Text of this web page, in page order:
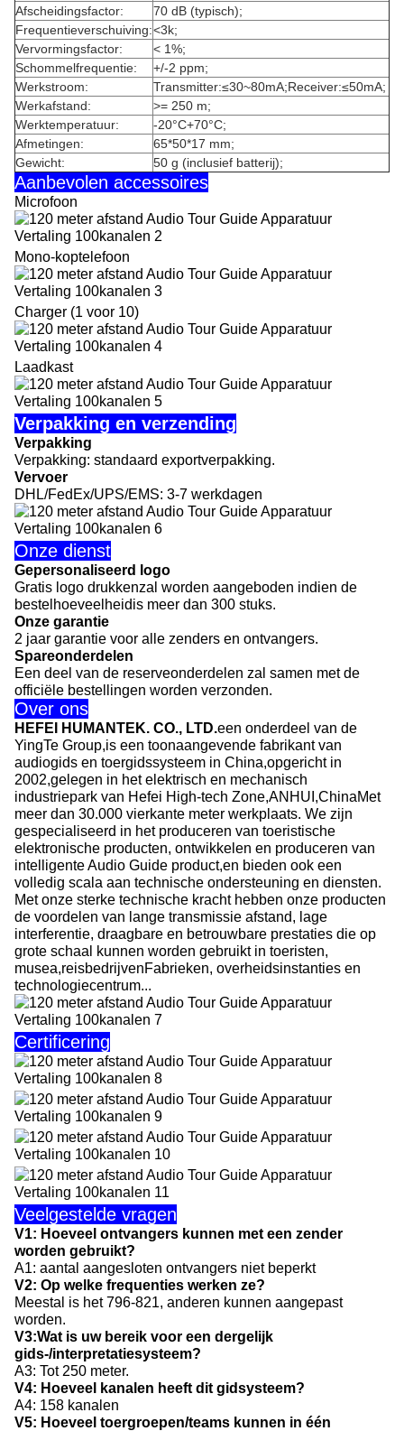
Afscheidingsfactor:
70 dB (typisch);
Frequentieverschuiving:<3k;
Vervormingsfactor:
< 1%;
Schommelfrequentie:
+/-2 ppm;
Werkstroom:
Transmitter:≤30~80mA;Receiver:≤50mA;
Werkafstand:
>= 250 m;
Werktemperatuur:
-20°C+70°C;
Afmetingen:
65*50*17 mm;
Gewicht:
50 g (inclusief batterij);
Aanbevolen accessoires
Microfoon
Mono-koptelefoon
Charger (1 voor 10)
Laadkast
Verpakking en verzending
Verpakking
Verpakking: standaard exportverpakking.
Vervoer
DHL/FedEx/UPS/EMS: 3-7 werkdagen
Onze dienst
Gepersonaliseerd logo
Gratis logo drukkenzal worden aangeboden indien de
bestelhoeveelheidis meer dan 300 stuks.
Onze garantie
2 jaar garantie voor alle zenders en ontvangers.
Spareonderdelen
Een deel van de reserveonderdelen zal samen met de
officiële bestellingen worden verzonden.
Over ons
HEFEI HUMANTEK. CO., LTD.een onderdeel van de
YingTe Group,is een toonaangevende fabrikant van
audiogids en toergidssysteem in China,opgericht in
2002,gelegen in het elektrisch en mechanisch
industriepark van Hefei High-tech Zone,ANHUI,ChinaMet
meer dan 30.000 vierkante meter werkplaats. We zijn
gespecialiseerd in het produceren van toeristische
elektronische producten, ontwikkelen en produceren van
intelligente Audio Guide product,en bieden ook een
volledig scala aan technische ondersteuning en diensten.
Met onze sterke technische kracht hebben onze producten
de voordelen van lange transmissie afstand, lage
interferentie, draagbare en betrouwbare prestaties die op
grote schaal kunnen worden gebruikt in toeristen,
musea,reisbedrijvenFabrieken, overheidsinstanties en
technologiecentrum...
Certificering
Veelgestelde vragen
V1: Hoeveel ontvangers kunnen met een zender
worden gebruikt?
A1: aantal aangesloten ontvangers niet beperkt
V2: Op welke frequenties werken ze?
Meestal is het 796-821, anderen kunnen aangepast
worden.
V3:Wat is uw bereik voor een dergelijk
gids-/interpretatiesysteem?
A3: Tot 250 meter.
V4: Hoeveel kanalen heeft dit gidsysteem?
A4: 158 kanalen
V5: Hoeveel toergroepen/teams kunnen in één